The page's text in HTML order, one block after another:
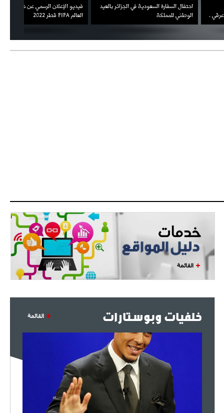
السعودية في الجزائر بالعيد
فيديو الإعلان الرسمي عن شعار بطولة كأس
القائمة
خلفيات وبوستارات القائمة